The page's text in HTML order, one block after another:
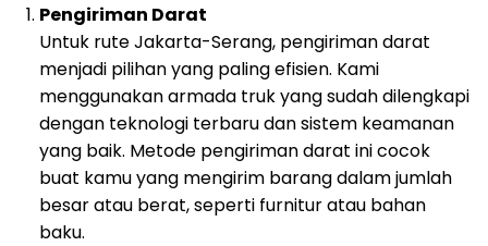
Pengiriman Darat
Untuk rute Jakarta-Serang, pengiriman darat
menjadi pilihan yang paling efisien. Kami
menggunakan armada truk yang sudah dilengkapi
dengan teknologi terbaru dan sistem keamanan
yang baik. Metode pengiriman darat ini cocok
buat kamu yang mengirim barang dalam jumlah
besar atau berat, seperti furnitur atau bahan
baku.